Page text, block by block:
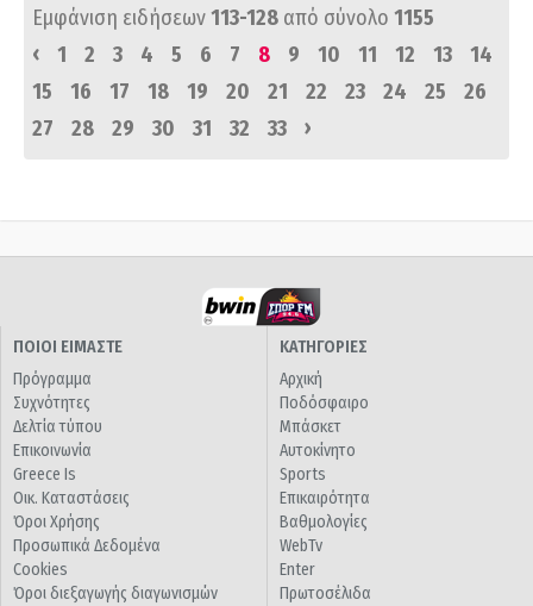
Εμφάνιση ειδήσεων113-128 από σύνολο 1155
‹
1 2 3 4 5 6 7 8 9 10 11 12 13
14
15
16 17 18 19 20 21 22 23 24 25
26
27
28 29 30 31 32 33 ›
ΠΟΙΟΙ ΕΙΜΑΣΤΕ
Πρόγραμμα
Συχνότητες
Δελτία τύπου
Επικοινωνία
Greece Is
Οικ. Καταστάσεις
Όροι Χρήσης
Προσωπικά Δεδομένα
Cookies
Όροι διεξαγωγής διαγωνισμών
ΚΑΤΗΓΟΡΙΕΣ
Αρχική
Ποδόσφαιρο
Μπάσκετ
Αυτοκίνητο
Sports
Επικαιρότητα
Βαθμολογίες
WebTv
Enter
Πρωτοσέλιδα